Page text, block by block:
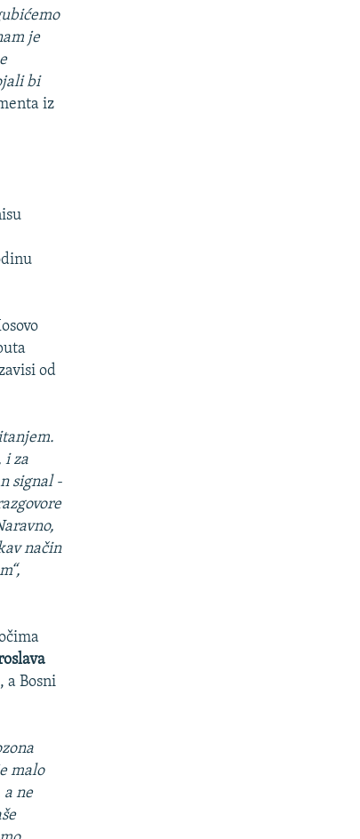
je
bi
iz
od
i za
signal -
način
a Bosni
malo
ne